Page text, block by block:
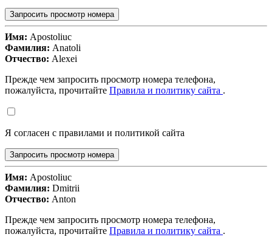
Запросить просмотр номера
Имя: Apostoliuc
Фамилия: Anatoli
Отчество: Alexei
Прежде чем запросить просмотр номера телефона,
пожалуйста, прочитайте Правила и политику сайта .
Я согласен с правилами и политикой сайта
Запросить просмотр номера
Имя: Apostoliuc
Фамилия: Dmitrii
Отчество: Anton
Прежде чем запросить просмотр номера телефона,
пожалуйста, прочитайте Правила и политику сайта .